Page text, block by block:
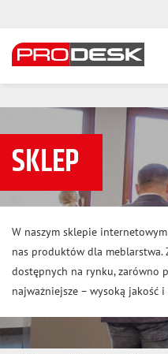
SKLEP
W naszym sklepie
nas produktów dla meblarstwa.
dostępnych na rynku, zarówno
najważniejsze – wysoką jakość